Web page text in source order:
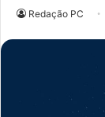
Redação PC